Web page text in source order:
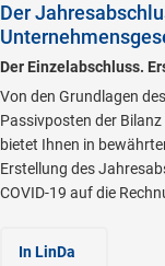
Der
Der Einzelabschluss.
Von den Grundlagen
Passivposten der
bietet Ihnen in
Erstellung des
COVID-19 auf die
In LinDa